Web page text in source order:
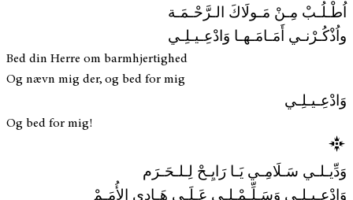
اُطْـلُـبْ مِـنْ مَـولَاكَ الـرَّحْـمَـة
واُذْكُـرْنـي أَمَـامَـهـا وَادْعِـيـلِـي
Bed din Herre om barmhjertighed
Og nævn mig der, og bed for mig
وَادْعِـيـلِـي
Og bed for mig!
وَدِّيـلـي سَـلَامِـي يَـا رَايِـحْ لِـلـحَـرَم
وَادْعـيـلـي وَسَـلِّـمْـلـي عَـلَـى هَـادِي الأُمَـمْ